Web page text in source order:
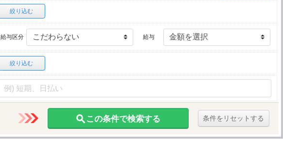
絞り込む
給与区分 給与
絞り込む
この条件で検索する 条件をリセットする